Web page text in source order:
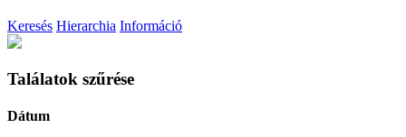
Keresés Hierarchia Információ
Találatok szűrése
Dátum